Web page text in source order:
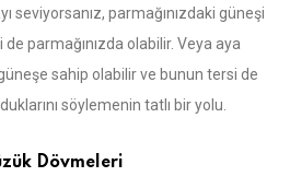
seviyorsanız, parmağınızdaki güneşi
parmağınızda olabilir. Veya aya
sahip olabilir ve bunun tersi de
söylemenin tatlı bir yolu.
Dövmeleri